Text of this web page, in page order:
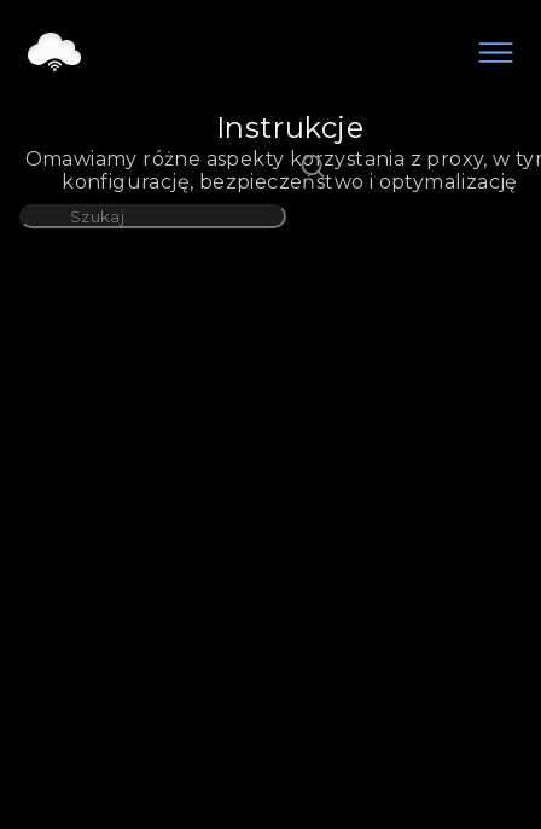
Instrukcje
Omawiamy różne aspekty korzystania z proxy, w
konfigurację, bezpieczeństwo i optymalizację